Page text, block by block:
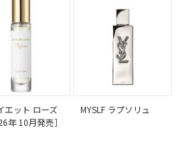
エット ローズ
年 10月発売］
MYSLF ラプソリュ